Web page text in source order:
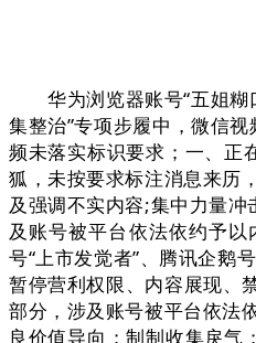
华为浏览器账号“五姐糊口
集整治”专项步履中，微信
频未落实标识要求；一、正
狐，未按要求标注消息来历
及强调不实内容;集中力量冲
及账号被平台依法依约予
号“上市发觉者”、腾讯企鹅
暂停营利权限、内容展现、
部分，涉及账号被平台依法
良价值导向；制制收集戾气